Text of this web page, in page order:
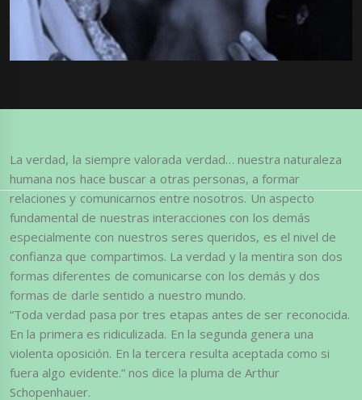
La verdad, la siempre valorada verdad… nuestra naturaleza
humana nos hace buscar a otras personas, a formar
relaciones y comunicarnos entre nosotros. Un aspecto
fundamental de nuestras interacciones con los demás
especialmente con nuestros seres queridos, es el nivel de
confianza que compartimos. La verdad y la mentira son dos
formas diferentes de comunicarse con los demás y dos
formas de darle sentido a nuestro mundo.
“Toda verdad pasa por tres etapas antes de ser reconocida.
En la primera es ridiculizada. En la segunda genera una
violenta oposición. En la tercera resulta aceptada como si
fuera algo evidente.” nos dice la pluma de Arthur
Schopenhauer.